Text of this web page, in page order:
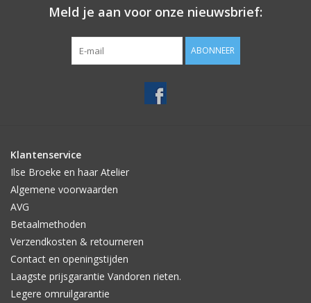
Meld je aan voor onze nieuwsbrief:
ABONNEER
Klantenservice
Ilse Broeke en haar Atelier
Algemene voorwaarden
AVG
Betaalmethoden
Verzendkosten & retourneren
Contact en openingstijden
Laagste prijsgarantie Vandoren rieten.
Legere omruilgarantie